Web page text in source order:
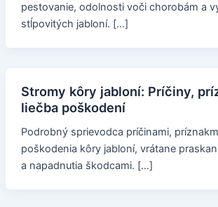
pestovanie, odolnosti voči chorobám a
stĺpovitých jabloní. […]
Stromy kôry jabloní: Príčiny,
liečba poškodení
Podrobný sprievodca príčinami,
poškodenia kôry jabloní, vrátane
a napadnutia škodcami. […]